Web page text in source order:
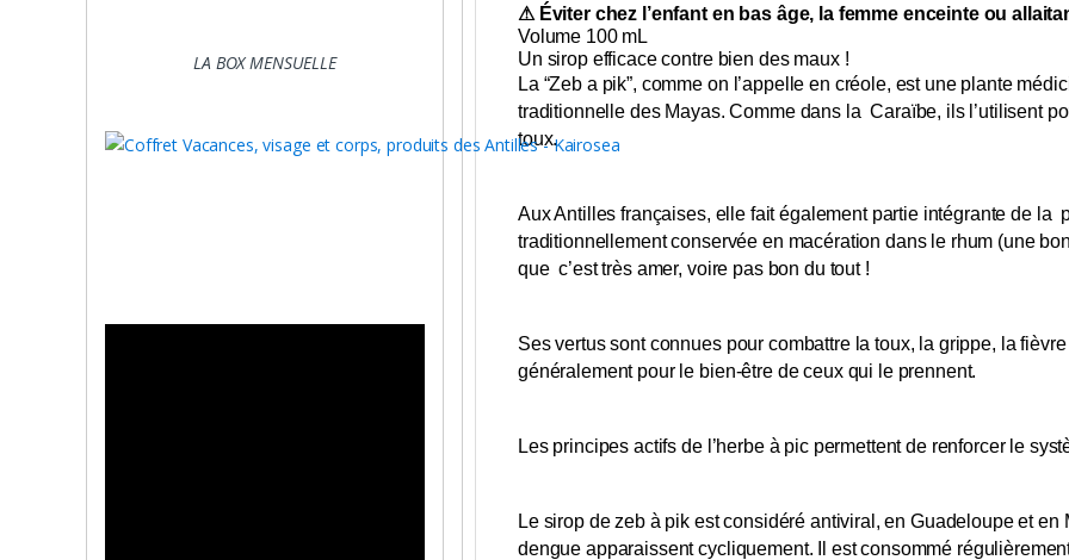
⚠ Éviter chez l’enfant en bas âge, la femme enceinte ou
Volume 100 mL
Un sirop efficace contre bien des maux !
La “Zeb a pik”, comme on l’appelle en créole, est une plante
traditionnelle des Mayas. Comme dans la Caraïbe, ils l’utilisent
toux.
Aux Antilles françaises, elle fait également partie intégrante de la
traditionnellement conservée en macération dans le rhum (une
que c’est très amer, voire pas bon du tout !
Ses vertus sont connues pour combattre la toux, la grippe, la
généralement pour le bien-être de ceux qui le prennent.
Les principes actifs de l’herbe à pic permettent de renforcer le
Le sirop de zeb à pik est considéré antiviral, en Guadeloupe et
dengue apparaissent cycliquement. Il est consommé
LA BOX MENSUELLE